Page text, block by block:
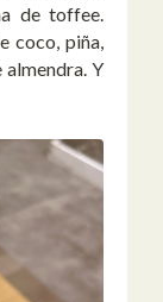
de toffee.
coco, piña,
Y